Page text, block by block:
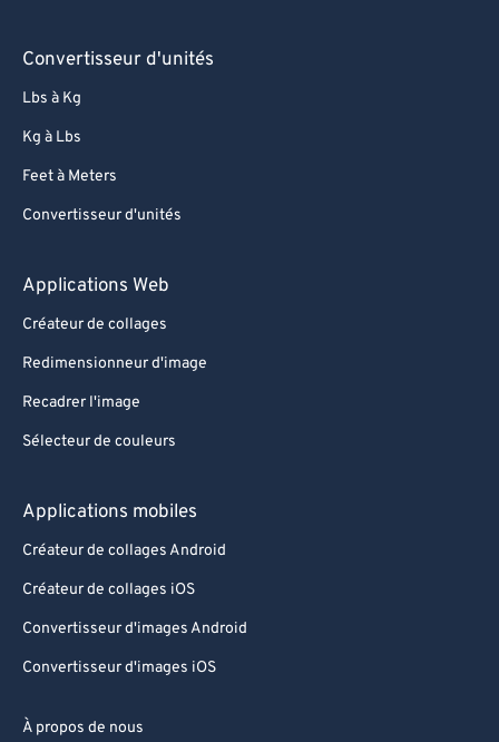
Convertisseur d'unités
Lbs à Kg
Kg à Lbs
Feet à Meters
Convertisseur d'unités
Applications Web
Créateur de collages
Redimensionneur d'image
Recadrer l'image
Sélecteur de couleurs
Applications mobiles
Créateur de collages Android
Créateur de collages iOS
Convertisseur d'images Android
Convertisseur d'images iOS
À propos de nous